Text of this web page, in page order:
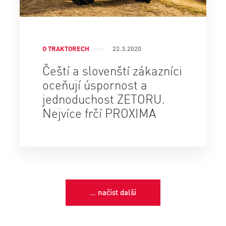
O TRAKTORECH 22.3.2020
Čeští a slovenští zákazníci
oceňují úspornost a
jednoduchost ZETORU.
Nejvíce frčí PROXIMA
... načíst další